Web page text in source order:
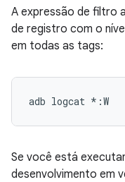
A expressão de filtro
de registro com o
em todas as tags:
Se você está
desenvolvimento em